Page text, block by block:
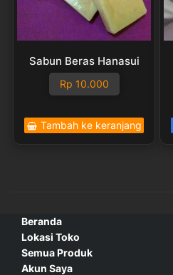
Sabun Beras Hanasui
Rp 10.000
Tambah ke keranjang
Beranda
Lokasi Toko
Semua Produk
Akun Saya